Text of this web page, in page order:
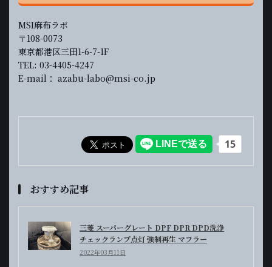
MSI麻布ラボ
〒108-0073
東京都港区三田1-6-7-1F
TEL: 03-4405-4247
E-mail： azabu-labo@msi-co.jp
おすすめ記事
三菱 スーパーグレート DPF DPR DPD洗浄
チェックランプ点灯 強制再生 マフラー
2022年03月11日